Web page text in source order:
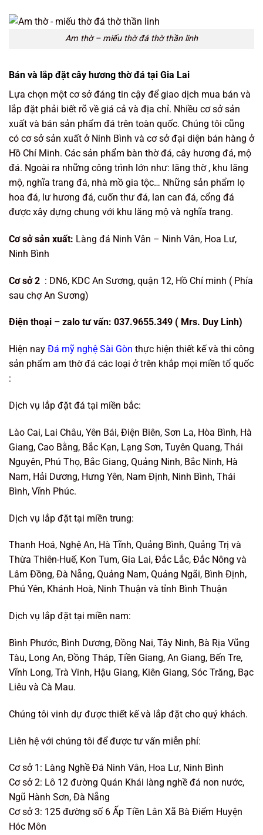
Am thờ – miếu thờ đá thờ thần linh
Bán và lắp đặt cây hương thờ đá tại Gia Lai
Lựa chọn một cơ sở đáng tin cậy để giao dịch mua bán và
lắp đặt phải biết rõ về giá cả và địa chỉ. Nhiều cơ sở sản
xuất và bán sản phẩm đá trên toàn quốc. Chúng tôi cũng
có cơ sở sản xuất ở Ninh Bình và cơ sở đại diện bán hàng ở
Hồ Chí Minh. Các sản phẩm bàn thờ đá, cây hương đá, mộ
đá. Ngoài ra những công trình lớn như: lăng thờ , khu lăng
mộ, nghĩa trang đá, nhà mồ gia tộc… Những sản phẩm lọ
hoa đá, lư hương đá, cuốn thư đá, lan can đá, cổng đá
được xây dựng chung với khu lăng mộ và nghĩa trang.
Cơ sở sản xuất: Làng đá Ninh Vân – Ninh Vân, Hoa Lư,
Ninh Bình
Cơ sở 2 : DN6, KDC An Sương, quận 12, Hồ Chí minh ( Phía
sau chợ An Sương)
Điện thoại – zalo tư vấn: 037.9655.349 ( Mrs. Duy Linh)
Hiện nay Đá mỹ nghệ Sài Gòn thực hiện thiết kế và thi công
sản phẩm am thờ đá các loại ở trên khắp mọi miền tổ quốc
:
Dịch vụ lắp đặt đá tại miền bắc:
Lào Cai, Lai Châu, Yên Bái, Điện Biên, Sơn La, Hòa Bình, Hà
Giang, Cao Bằng, Bắc Kạn, Lạng Sơn, Tuyên Quang, Thái
Nguyên, Phú Thọ, Bắc Giang, Quảng Ninh, Bắc Ninh, Hà
Nam, Hải Dương, Hưng Yên, Nam Định, Ninh Bình, Thái
Bình, Vĩnh Phúc.
Dịch vụ lắp đặt tại miền trung:
Thanh Hoá, Nghệ An, Hà Tĩnh, Quảng Bình, Quảng Trị và
Thừa Thiên-Huế, Kon Tum, Gia Lai, Đắc Lắc, Đắc Nông và
Lâm Đồng, Đà Nẵng, Quảng Nam, Quảng Ngãi, Bình Định,
Phú Yên, Khánh Hoà, Ninh Thuận và tỉnh Bình Thuận
Dịch vụ lắp đặt tại miền nam:
Bình Phước, Bình Dương, Đồng Nai, Tây Ninh, Bà Rịa Vũng
Tàu, Long An, Đồng Tháp, Tiền Giang, An Giang, Bến Tre,
Vĩnh Long, Trà Vinh, Hậu Giang, Kiên Giang, Sóc Trăng, Bạc
Liêu và Cà Mau.
Chúng tôi vinh dự được thiết kế và lắp đặt cho quý khách.
Liên hệ với chúng tôi để được tư vấn miễn phí:
Cơ sở 1: Làng Nghề Đá Ninh Vân, Hoa Lư, Ninh Bình
Cơ sở 2: Lô 12 đường Quán Khái làng nghề đá non nước,
Ngũ Hành Sơn, Đà Nẵng
Cơ sở 3: 125 đường số 6 Ấp Tiền Lân Xã Bà Điểm Huyện
Hóc Môn